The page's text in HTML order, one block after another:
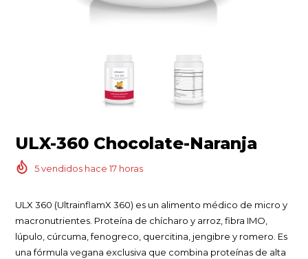
ULX-360 Chocolate-Naranja
5vendidos hace17 horas
ULX 360 (UltrainflamX 360) es un alimento médico de micro y
macronutrientes. Proteína de chícharo y arroz, fibra IMO,
lúpulo, cúrcuma, fenogreco, quercitina, jengibre y romero. Es
una fórmula vegana exclusiva que combina proteínas de alta